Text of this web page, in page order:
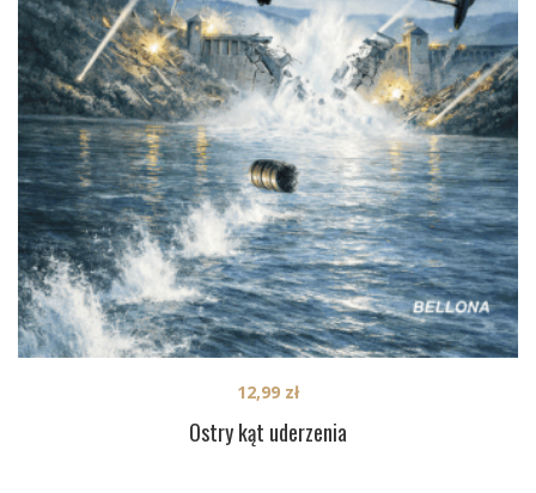
Ostry kąt uderzenia
12,99 zł